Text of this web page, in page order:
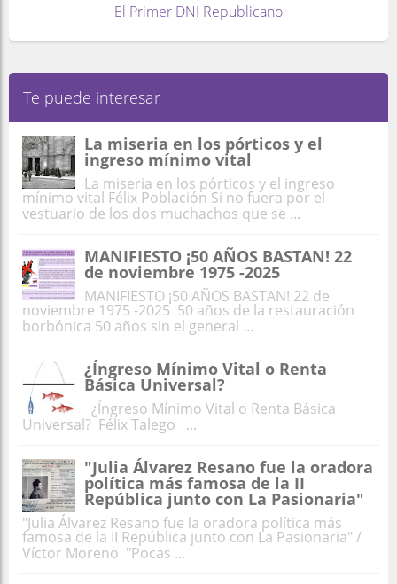
El Primer DNI Republicano
Te puede interesar
La miseria en los pórticos y el
ingreso mínimo vital
La miseria en los pórticos y el ingreso
mínimo vital Félix Población Si no fuera por el
vestuario de los dos muchachos que se ...
MANIFIESTO ¡50 AÑOS BASTAN! 22
de noviembre 1975 -2025
MANIFIESTO ¡50 AÑOS BASTAN! 22 de
noviembre 1975 -2025 50 años de la restauración
borbónica 50 años sin el general ...
¿Íngreso Mínimo Vital o Renta
Básica Universal?
¿Íngreso Mínimo Vital o Renta Básica
Universal? Félix Talego ...
"Julia Álvarez Resano fue la oradora
política más famosa de la II
República junto con La Pasionaria"
"Julia Álvarez Resano fue la oradora política más
famosa de la II República junto con La Pasionaria" /
Víctor Moreno "Pocas ...